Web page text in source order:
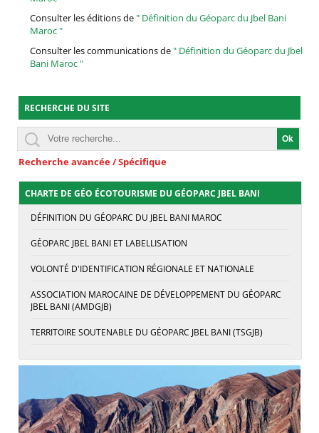
Consulter les éditions de" Définition du Géoparc du Jbel Bani
Maroc "
Consulter les communications de" Définition du Géoparc du Jbel
Bani Maroc "
RECHERCHE DU SITE
Recherche avancée / Spécifique
CHARTE DE GÉO ÉCOTOURISME DU GÉOPARC JBEL BANI
DÉFINITION DU GÉOPARC DU JBEL BANI MAROC
GÉOPARC JBEL BANI ET LABELLISATION
VOLONTÉ D'IDENTIFICATION RÉGIONALE ET NATIONALE
ASSOCIATION MAROCAINE DE DÉVELOPPEMENT DU GÉOPARC
JBEL BANI (AMDGJB)
TERRITOIRE SOUTENABLE DU GÉOPARC JBEL BANI (TSGJB)